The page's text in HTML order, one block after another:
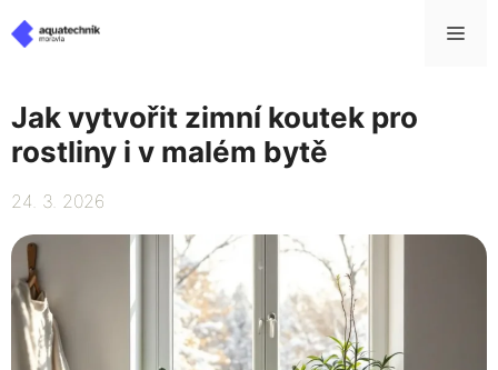
na
Jak vytvořit zimní koutek pro
rostliny i v malém bytě
24. 3. 2026